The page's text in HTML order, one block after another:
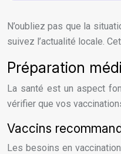
N’oubliez pas que la
suivez l’actualité locale.
Préparation
La santé est un aspect
vérifier que vos
Vaccins
Les besoins en